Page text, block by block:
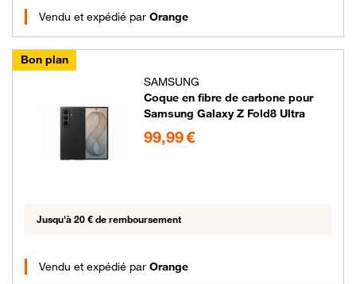
Vendu et expédié par Orange
Bon plan
SAMSUNG
Coque en fibre de carbone pour
Samsung Galaxy Z Fold8 Ultra
99,99 €
Jusqu'à 20 € de remboursement
Vendu et expédié par Orange